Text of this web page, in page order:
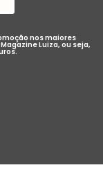
nos maiores
Luiza, ou seja,